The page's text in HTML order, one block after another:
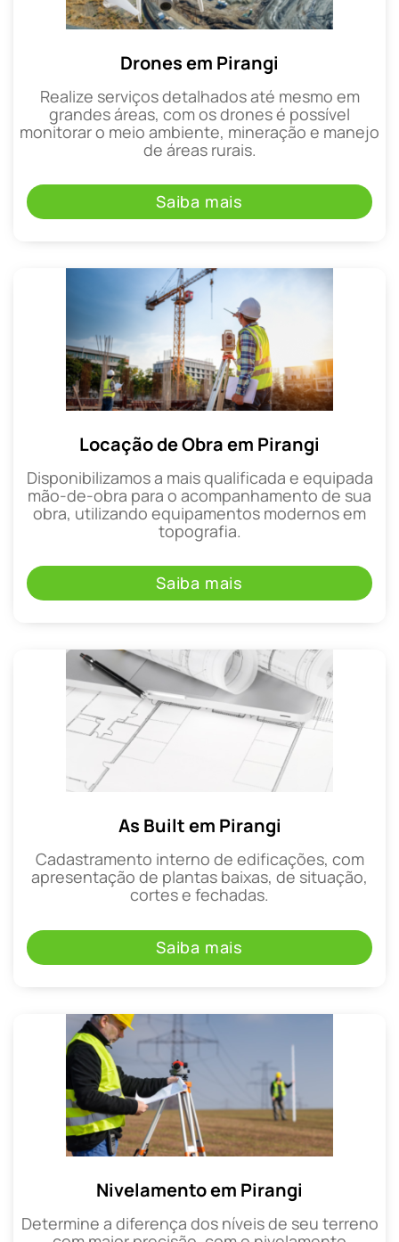
Drones em Pirangi
Realize serviços detalhados até mesmo em
grandes áreas, com os drones é possível
monitorar o meio ambiente, mineração e manejo
de áreas rurais.
Saiba mais
Locação de Obra em Pirangi
Disponibilizamos a mais qualificada e equipada
mão-de-obra para o acompanhamento de sua
obra, utilizando equipamentos modernos em
topografia.
Saiba mais
As Built em Pirangi
Cadastramento interno de edificações, com
apresentação de plantas baixas, de situação,
cortes e fechadas.
Saiba mais
Nivelamento em Pirangi
Determine a diferença dos níveis de seu terreno